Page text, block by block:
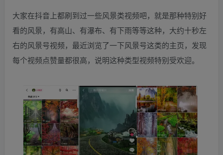
大家在抖音上都刷到过一些风景类视频吧，就是那种特别好
看的风景，有高山、有瀑布、有下雨等等这种，大约十秒左
右的风景号视频，最近浏览了一下风景号这类的主页，发现
每个视频点赞量都很高，说明这种类型视频特别受欢迎。